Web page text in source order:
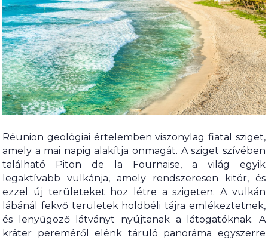
Réunion geológiai értelemben viszonylag fiatal sziget,
amely a mai napig alakítja önmagát. A sziget szívében
található Piton de la Fournaise, a világ egyik
legaktívabb vulkánja, amely rendszeresen kitör, és
ezzel új területeket hoz létre a szigeten. A vulkán
lábánál fekvő területek holdbéli tájra emlékeztetnek,
és lenyűgöző látványt nyújtanak a látogatóknak. A
kráter pereméről elénk táruló panoráma egyszerre